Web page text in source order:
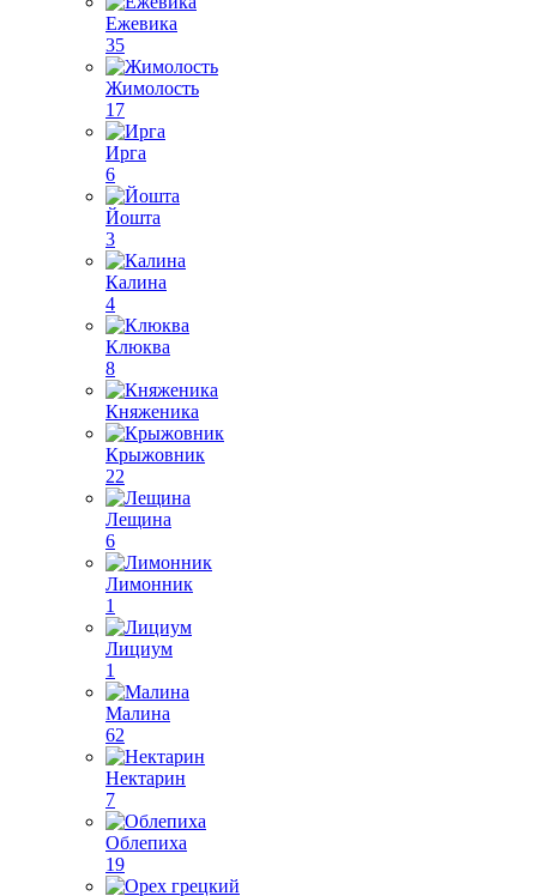
Ежевика
35
Жимолость
17
Ирга
6
Йошта
3
Калина
4
Клюква
8
Княженика
Крыжовник
22
Лещина
6
Лимонник
1
Лициум
1
Малина
62
Нектарин
7
Облепиха
19